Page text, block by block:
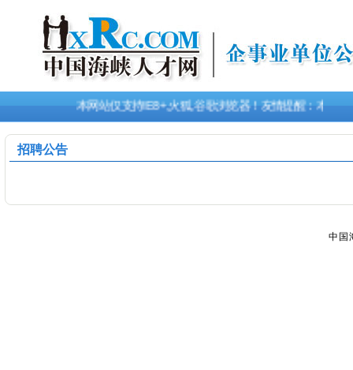
本网站仅支持IE8+,火狐,谷歌浏览器！友情提醒：本次招
招聘公告
中国